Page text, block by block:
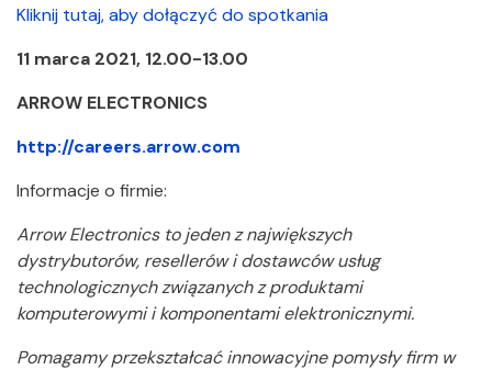
Kliknij tutaj, aby dołączyć do spotkania
11 marca 2021, 12.00-13.00
ARROW ELECTRONICS
http://careers.arrow.com
Informacje o firmie:
Arrow Electronics to jeden z największych
dystrybutorów, resellerów i dostawców usług
technologicznych związanych z produktami
komputerowymi i komponentami elektronicznymi.
Pomagamy przekształcać innowacyjne pomysły firm w